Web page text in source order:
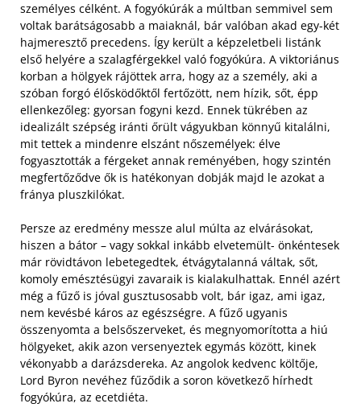
személyes célként. A fogyókúrák a múltban semmivel sem
voltak barátságosabb a maiaknál, bár valóban akad egy-két
hajmeresztő precedens. Így került a képzeletbeli listánk
első helyére a szalagférgekkel való fogyókúra. A viktoriánus
korban a hölgyek rájöttek arra, hogy az a személy, aki a
szóban forgó élősködőktől fertőzött, nem hízik, sőt, épp
ellenkezőleg: gyorsan fogyni kezd. Ennek tükrében az
idealizált szépség iránti őrült vágyukban könnyű kitalálni,
mit tettek a mindenre elszánt nőszemélyek: élve
fogyasztották a férgeket annak reményében, hogy szintén
megfertőződve ők is hatékonyan dobják majd le azokat a
fránya pluszkilókat.
Persze az eredmény messze alul múlta az elvárásokat,
hiszen a bátor – vagy sokkal inkább elvetemült- önkéntesek
már rövidtávon lebetegedtek, étvágytalanná váltak, sőt,
komoly emésztésügyi zavaraik is kialakulhattak. Ennél azért
még a fűző is jóval gusztusosabb volt, bár igaz, ami igaz,
nem kevésbé káros az egészségre. A fűző ugyanis
összenyomta a belsőszerveket, és megnyomorította a hiú
hölgyeket, akik azon versenyeztek egymás között, kinek
vékonyabb a darázsdereka. Az angolok kedvenc költője,
Lord Byron nevéhez fűződik a soron következő hírhedt
fogyókúra, az ecetdiéta.